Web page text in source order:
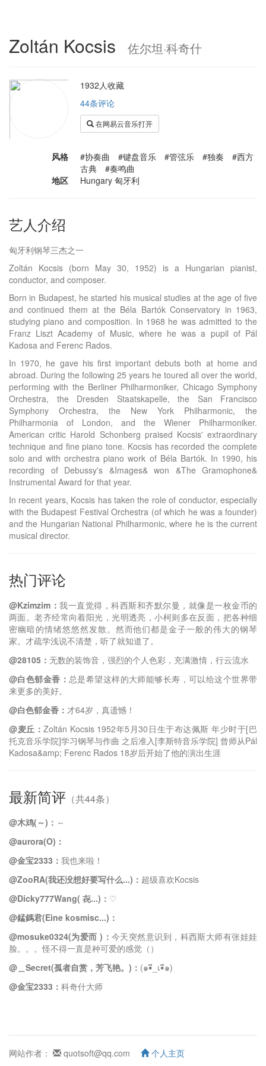
Zoltán Kocsis 佐尔坦·科奇什
1932人收藏
44条评论
在网易云音乐打开
风格
#协奏曲 #键盘音乐 #管弦乐 #独奏 #西方
古典 #奏鸣曲
地区
Hungary 匈牙利
艺人介绍
匈牙利钢琴三杰之一
Zoltán Kocsis (born May 30, 1952) is a Hungarian pianist,
conductor, and composer.
Born in Budapest, he started his musical studies at the age of five
and continued them at the Béla Bartók Conservatory in 1963,
studying piano and composition. In 1968 he was admitted to the
Franz Liszt Academy of Music, where he was a pupil of Pál
Kadosa and Ferenc Rados.
In 1970, he gave his first important debuts both at home and
abroad. During the following 25 years he toured all over the world,
performing with the Berliner Philharmoniker, Chicago Symphony
Orchestra, the Dresden Staatskapelle, the San Francisco
Symphony Orchestra, the New York Philharmonic, the
Philharmonia of London, and the Wiener Philharmoniker.
American critic Harold Schonberg praised Kocsis' extraordinary
technique and fine piano tone. Kocsis has recorded the complete
solo and with orchestra piano work of Béla Bartók. In 1990, his
recording of Debussy's &Images& won &The Gramophone&
Instrumental Award for that year.
In recent years, Kocsis has taken the role of conductor, especially
with the Budapest Festival Orchestra (of which he was a founder)
and the Hungarian National Philharmonic, where he is the current
musical director.
热门评论
@Kzimzim： 我一直觉得，科西斯和齐默尔曼，就像是一枚金币的
两面。老齐经常向着阳光，光明透亮，小柯则多在反面，把各种细
密幽暗的情绪悠悠然发散。然而他们都是金子一般的伟大的钢琴
家。才疏学浅说不清楚，听了就知道了。
@28105： 无数的装饰音，强烈的个人色彩，充满激情，行云流水
@白色郁金香： 总是希望这样的大师能够长寿，可以给这个世界带
来更多的美好。
@白色郁金香： 才64岁，真遗憾！
@麦丘：Zoltán Kocsis 1952年5月30日生于布达佩斯 年少时于[巴
托克音乐学院]学习钢琴与作曲 之后准入[李斯特音乐学院] 曾师从Pál
Kadosa&amp; Ferenc Rados 18岁后开始了他的演出生涯
最新简评 （共44条）
@木鸡(～)： ～
@aurora(O)：
@金宝2333： 我也来啦！
@ZooRA(我还没想好要写什么...)： 超级喜欢Kocsis
@Dicky777Wang( 㐂...)： ♡
@錳鎷君(Eine kosmisc...)：
@mosuke0324(为爱而 )：今天突然意识到，科西斯大师有张娃娃
脸。。。怪不得一直是种可爱的感觉（）
@＿Secret(孤者自赏，芳飞艳。)： (๑•ี_เ•ี๑)
@金宝2333： 科奇什大师
网站作者： quotsoft@qq.com
个人主页